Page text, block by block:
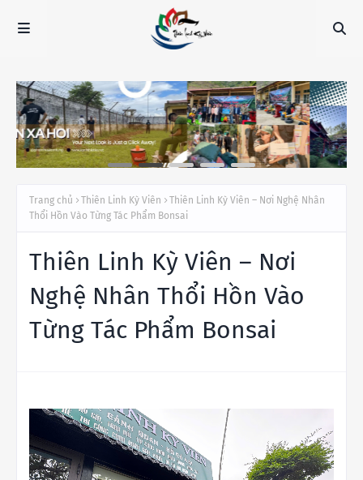
Trang chủ Thiên Linh Kỳ Viên
Thiên Linh Kỳ Viên – Nơi Nghệ Nhân
Thổi Hồn Vào Từng Tác Phẩm Bonsai
Thiên Linh Kỳ Viên – Nơi
Nghệ Nhân Thổi Hồn Vào
Từng Tác Phẩm Bonsai